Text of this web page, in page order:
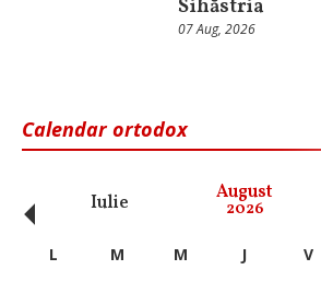
Sihăstria
07 Aug, 2026
Calendar ortodox
Iulie August
2026
‹ L M M J V